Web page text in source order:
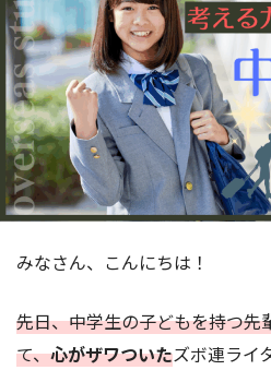
みなさん、こんにちは！
先日、中学生の子どもを持つ先
て、心がザワついたズボ連ライ